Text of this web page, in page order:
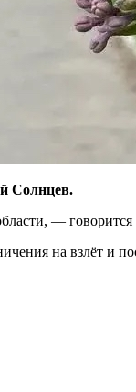
Солнцев.
—
на взлёт